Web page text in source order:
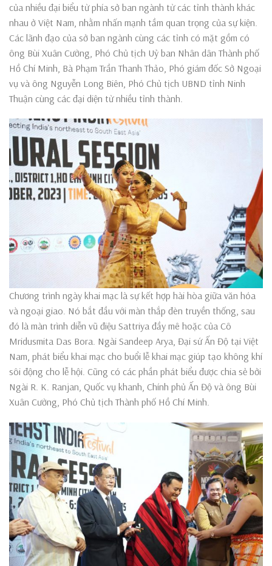
của nhiều đại biểu từ phía sở ban ngành từ các tỉnh thành khác
nhau ở Việt Nam, nhằm nhấn mạnh tầm quan trọng của sự kiện.
Các lãnh đạo của sở ban ngành cùng các tỉnh có mặt gồm có
ông Bùi Xuân Cường, Phó Chủ tịch Uỷ ban Nhân dân Thành phố
Hồ Chí Minh, Bà Phạm Trần Thanh Thảo, Phó giám đốc Sở Ngoại
vụ và ông Nguyễn Long Biên, Phó Chủ tịch UBND tỉnh Ninh
Thuận cùng các đại diện từ nhiều tỉnh thành.
Chương trình ngày khai mạc là sự kết hợp hài hòa giữa văn hóa
và ngoại giao. Nó bắt đầu với màn thắp đèn truyền thống, sau
đó là màn trình diễn vũ điệu Sattriya đầy mê hoặc của Cô
Mridusmita Das Bora. Ngài Sandeep Arya, Đại sứ Ấn Độ tại Việt
Nam, phát biểu khai mạc cho buổi lễ khai mạc giúp tạo không khí
sôi động cho lễ hội. Cũng có các phần phát biểu được chia sẻ bởi
Ngài R. K. Ranjan, Quốc vụ khanh, Chính phủ Ấn Độ và ông Bùi
Xuân Cường, Phó Chủ tịch Thành phố Hồ Chí Minh.